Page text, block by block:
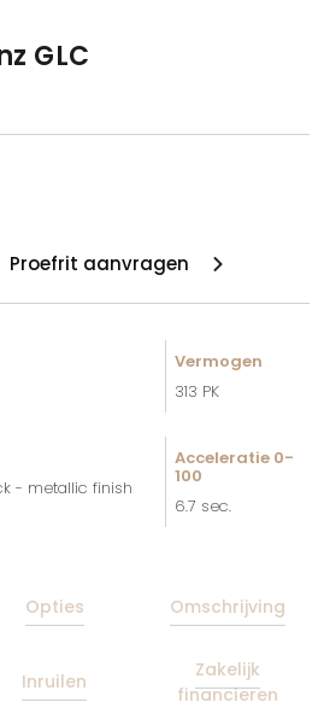
GLC
Proefrit aanvragen
Vermogen
313 PK
- metallic finish
Acceleratie 0-
100
6.7 sec.
Opties Omschrijving
Inruilen
Zakelijk
financieren